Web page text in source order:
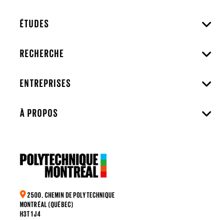
ÉTUDES
RECHERCHE
ENTREPRISES
À PROPOS
2500, CHEMIN DE POLYTECHNIQUE
MONTRÉAL (QUÉBEC)
H3T 1J4